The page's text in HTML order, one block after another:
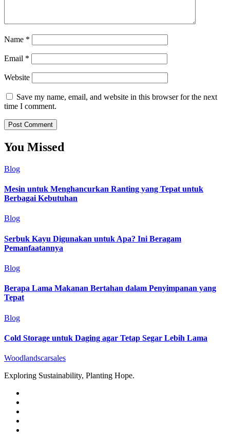
Name *
Email *
Website
Save my name, email, and website in this browser for the next
time I comment.
You Missed
Blog
Mesin untuk Menghancurkan Ranting yang Tepat untuk
Berbagai Kebutuhan
Blog
Serbuk Kayu Digunakan untuk Apa? Ini Beragam
Pemanfaatannya
Blog
Berapa Lama Makanan Bertahan dalam Penyimpanan yang
Tepat
Blog
Cold Storage untuk Daging agar Tetap Segar Lebih Lama
Woodlandscarsales
Exploring Sustainability, Planting Hope.